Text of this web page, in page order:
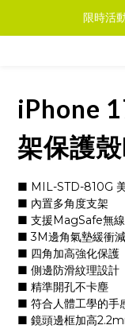
限時活
iPhone
架保護
■ MIL-STD-810G
■ 內置多角度支架
■ 支援MagSafe無
■ 3M邊角氣墊緩衝
■ 四角加高強化保護
■ 側邊防滑紋理設計
■ 精準開孔不卡塵
■ 符合人體工學的手
■ 鏡頭邊框加高